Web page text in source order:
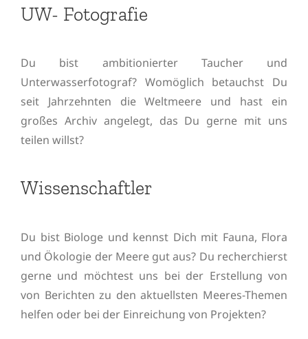
UW- Fotografie
Du bist ambitionierter Taucher und
Unterwasserfotograf? Womöglich betauchst Du
seit Jahrzehnten die Weltmeere und hast ein
großes Archiv angelegt, das Du gerne mit uns
teilen willst?
Wissenschaftler
Du bist Biologe und kennst Dich mit Fauna, Flora
und Ökologie der Meere gut aus? Du recherchierst
gerne und möchtest uns bei der Erstellung von
von Berichten zu den aktuellsten Meeres-Themen
helfen oder bei der Einreichung von Projekten?